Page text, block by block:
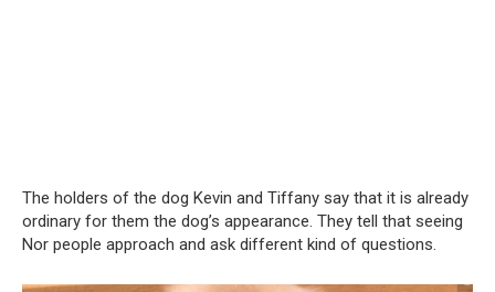
The holders of the dog Kevin and Tiffany say that it is already
ordinary for them the dog’s appearance. They tell that seeing
Nor people approach and ask different kind of questions.